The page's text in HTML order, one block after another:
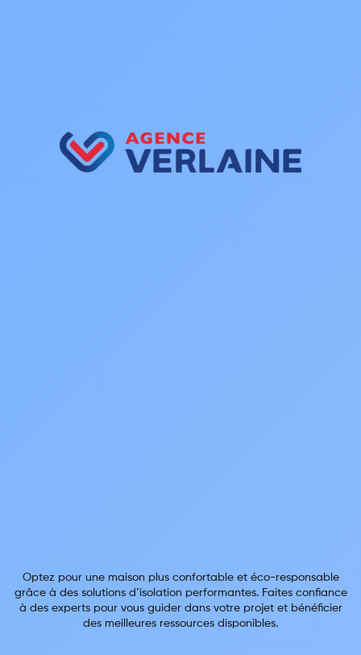
Optez pour une maison plus confortable et éco-responsable
grâce à des solutions d’isolation performantes. Faites confiance
à des experts pour vous guider dans votre projet et bénéficier
des meilleures ressources disponibles.